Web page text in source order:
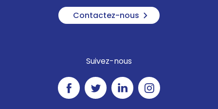
Contactez-nous
Suivez-nous